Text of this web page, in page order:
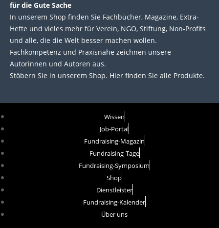
für die Gute Sache
In unserem Shop finden Sie Fachbücher, Magazine, Extra-
Hefte und vieles mehr für Verein, NGO, Stiftung, Non-Profits
und alle, die die Welt besser machen wollen.
Fachkompetenz und Praxisnähe zeichnen unsere
Autorinnen und Autoren aus.
Stöbern Sie in unserem Shop. Hier finden Sie alle Produkte.
Wissen
Job-Portal
Fundraising-Magazin
Fundraising-Tage
Fundraising-Symposium
Shop
Dienstleister
Fundraising-Kalender
Über uns